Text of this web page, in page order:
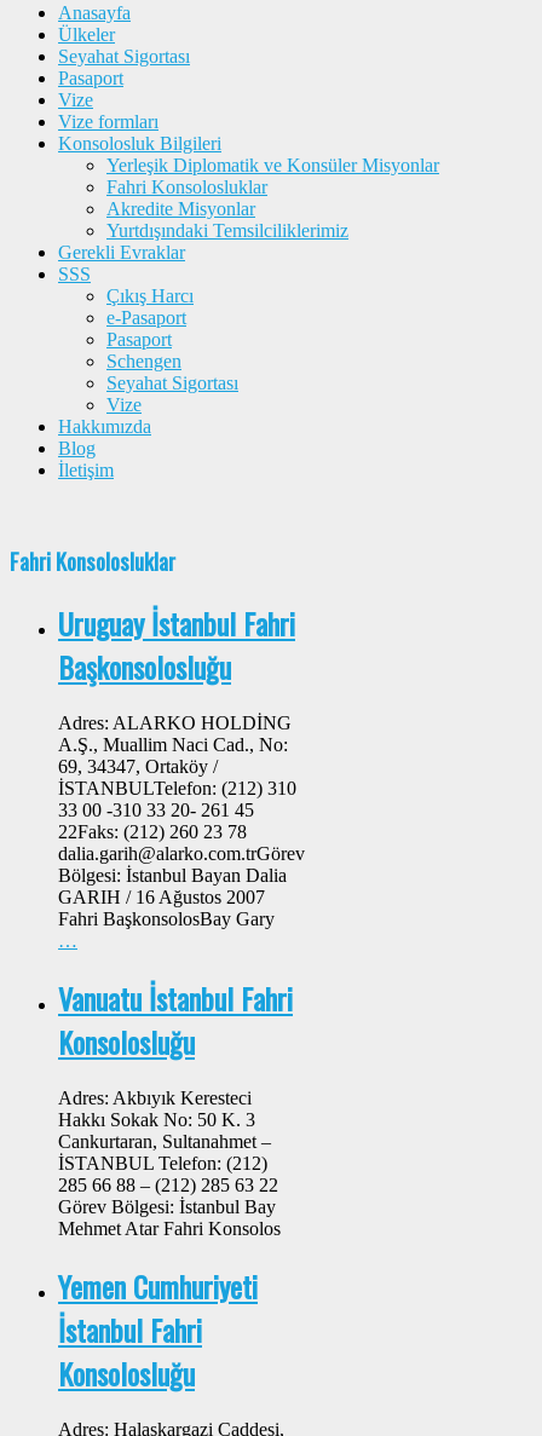
Anasayfa
Ülkeler
Seyahat Sigortası
Pasaport
Vize
Vize formları
Konsolosluk Bilgileri
Yerleşik Diplomatik ve Konsüler Misyonlar
Fahri Konsolosluklar
Akredite Misyonlar
Yurtdışındaki Temsilciliklerimiz
Gerekli Evraklar
SSS
Çıkış Harcı
e-Pasaport
Pasaport
Schengen
Seyahat Sigortası
Vize
Hakkımızda
Blog
İletişim
Fahri Konsolosluklar
Uruguay İstanbul Fahri
Başkonsolosluğu
Adres: ALARKO HOLDİNG
A.Ş., Muallim Naci Cad., No:
69, 34347, Ortaköy /
İSTANBULTelefon: (212) 310
33 00 -310 33 20- 261 45
22Faks: (212) 260 23 78
dalia.garih@alarko.com.trGörev
Bölgesi: İstanbul Bayan Dalia
GARIH / 16 Ağustos 2007
Fahri BaşkonsolosBay Gary
…
Vanuatu İstanbul Fahri
Konsolosluğu
Adres: Akbıyık Keresteci
Hakkı Sokak No: 50 K. 3
Cankurtaran, Sultanahmet –
İSTANBUL Telefon: (212)
285 66 88 – (212) 285 63 22
Görev Bölgesi: İstanbul Bay
Mehmet Atar Fahri Konsolos
Yemen Cumhuriyeti
İstanbul Fahri
Konsolosluğu
Adres: Halaskargazi Caddesi,